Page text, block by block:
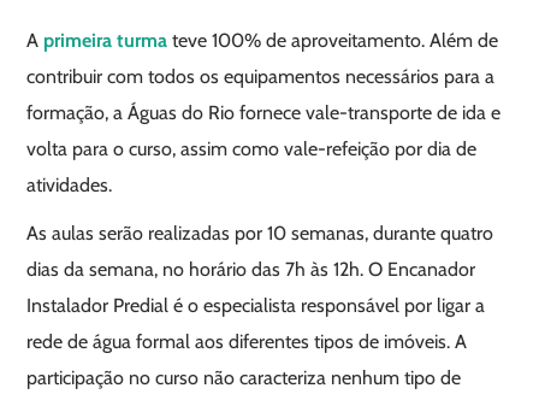
A primeira turmateve 100% de aproveitamento. Além de
contribuir com todos os equipamentos necessários para a
formação, a Águas do Rio fornece vale-transporte de ida e
volta para o curso, assim como vale-refeição por dia de
atividades.
As aulas serão realizadas por 10 semanas, durante quatro
dias da semana, no horário das 7h às 12h. O Encanador
Instalador Predial é o especialista responsável por ligar a
rede de água formal aos diferentes tipos de imóveis. A
participação no curso não caracteriza nenhum tipo de